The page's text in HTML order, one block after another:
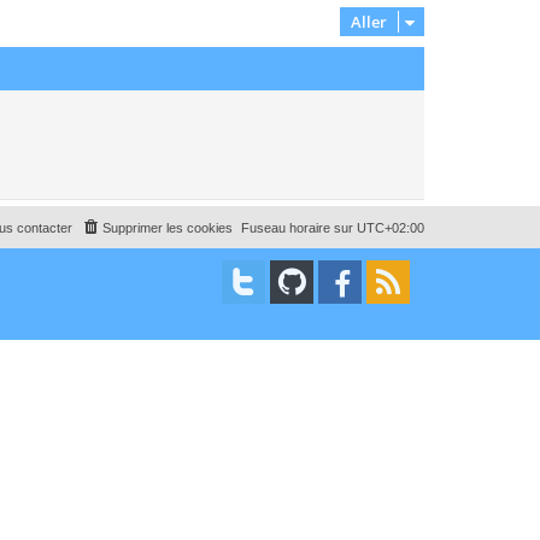
Aller
Fuseau horaire sur UTC+02:00
Supprimer les cookies
contacter